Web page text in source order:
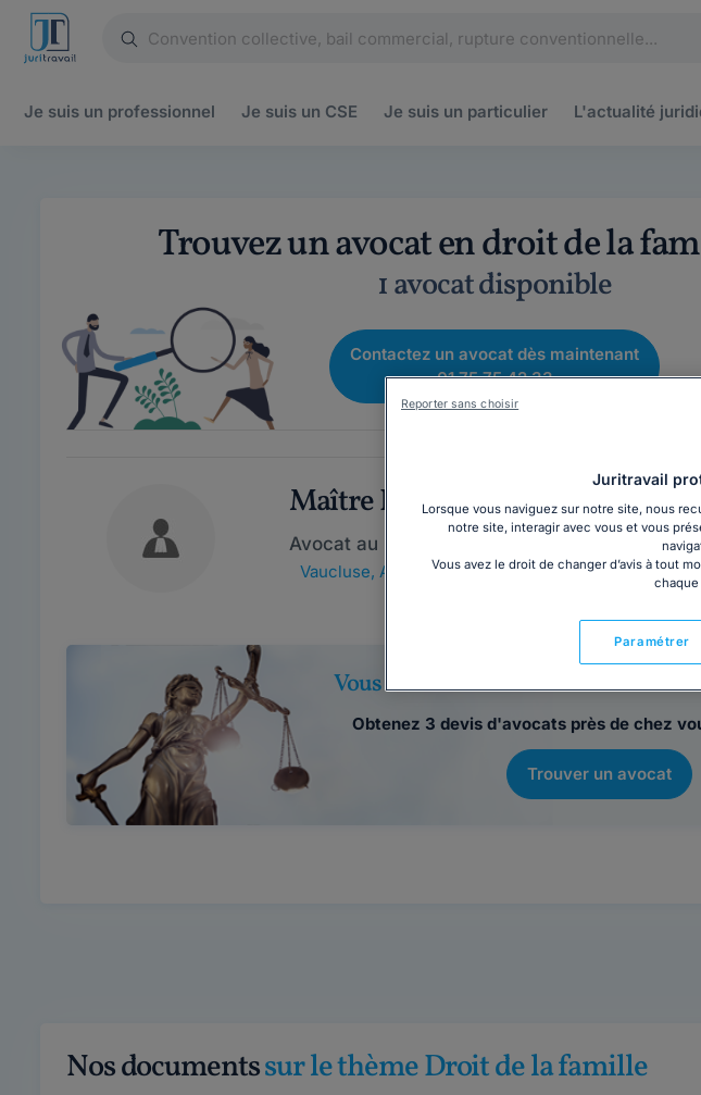
Je suis un professionnel Je suis un CSE Je suis un particulier L'actualité
Trouvez un avocat en droit de la
1 avocat disponible
Contactez un avocat dès maintenant
01 75 75 42 33
Maître Peggy RAYNE
Avocat au barreau d'Avignon
Vaucluse, Apt, 84400
Vous souhaitez rencontrer un avocat
Obtenez 3 devis d'avocats près de chez
Trouver un avocat
Nos documentssur le thème Droit de la famille
Juritravail
Lorsque vous naviguez sur notre site, nous
notre site, interagir avec vous et vous
Vous avez le droit de changer d’avis à tout
chaque
Paramétrer
Reporter sans choisir